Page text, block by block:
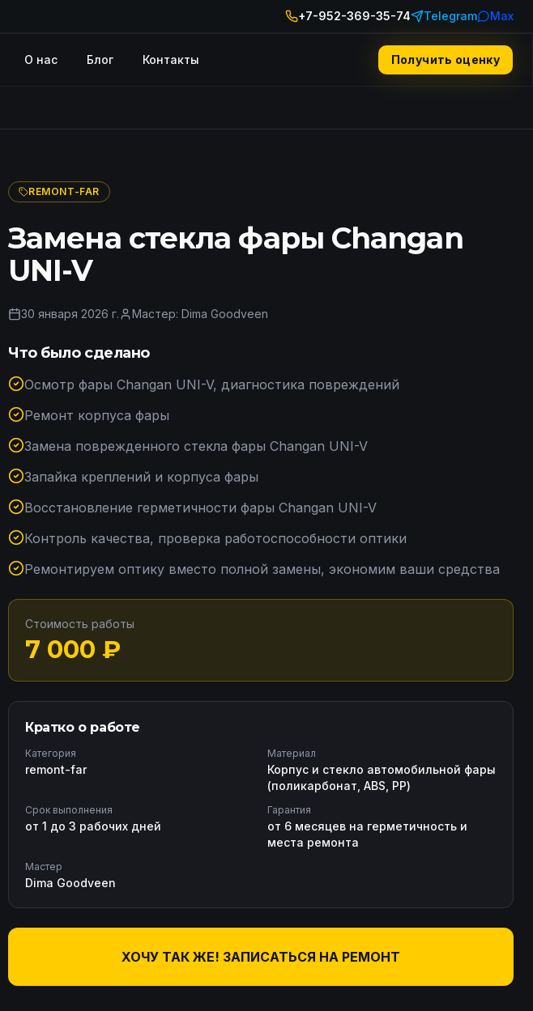
+7-952-369-35-74 Telegram Max
О нас Блог Контакты Получить оценку
REMONT-FAR
Замена стекла фары Changan
UNI-V
30 января 2026 г. Мастер: Dima Goodveen
Что было сделано
Осмотр фары Changan UNI-V, диагностика повреждений
Ремонт корпуса фары
Замена поврежденного стекла фары Changan UNI-V
Запайка креплений и корпуса фары
Восстановление герметичности фары Changan UNI-V
Контроль качества, проверка работоспособности оптики
Ремонтируем оптику вместо полной замены, экономим ваши средства
Стоимость работы
7 000 ₽
Кратко о работе
Категория
remont-far
Материал
Корпус и стекло автомобильной фары
(поликарбонат, ABS, PP)
Срок выполнения
от 1 до 3 рабочих дней
Гарантия
от 6 месяцев на герметичность и
места ремонта
Мастер
Dima Goodveen
ХОЧУ ТАК ЖЕ! ЗАПИСАТЬСЯ НА РЕМОНТ